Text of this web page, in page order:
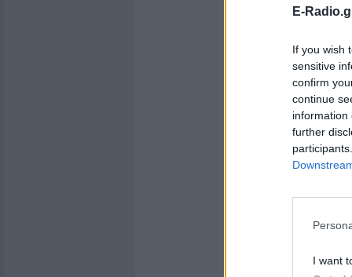
E-
If you wish
sensitive
confirm
continue
information
further
I want